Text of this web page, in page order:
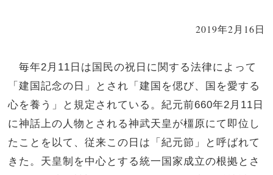
2019年2月16日
毎年2月11日は国民の祝日に関する法律によって
「建国記念の日」とされ「建国を偲び、国を愛する
心を養う」と規定されている。紀元前660年2月11日
に神話上の人物とされる神武天皇が橿原にて即位し
たことを以て、従来この日は「紀元節」と呼ばれて
きた。天皇制を中心とする統一国家成立の根拠とさ